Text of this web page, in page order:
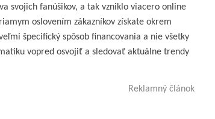
svojich fanúšikov, a tak vzniklo viacero online
oslovením zákazníkov získate okrem
špecifický spôsob financovania a nie všetky
vopred osvojiť a sledovať aktuálne trendy
Reklamný článok